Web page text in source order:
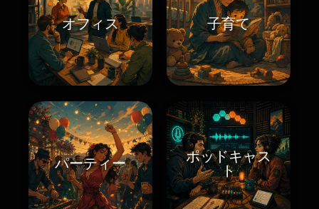
オフィス 子育て
パーティー
ポッドキャス
ト